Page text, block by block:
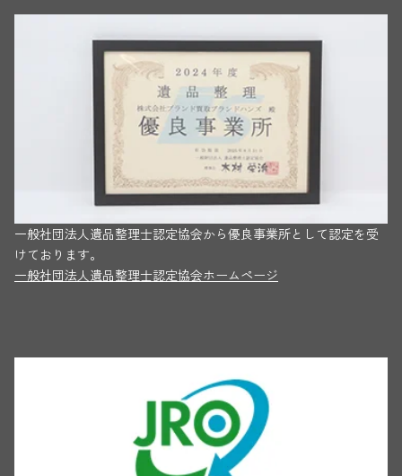
一般社団法人遺品整理士認定協会から優良事業所として認定を受
けております。
一般社団法人遺品整理士認定協会ホームページ